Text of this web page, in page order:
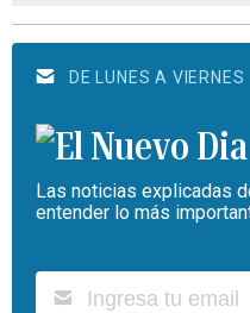
DE LUNES A VIERNES
Las noticias explicadas
entender lo más